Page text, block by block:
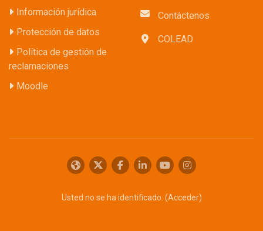
Información jurídica
Protección de datos
Política de gestión de
reclamaciones
Moodle
Contáctenos
COLEAD
Usted no se ha identificado. (Acceder)